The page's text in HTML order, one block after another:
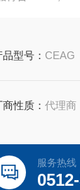
品型号： CEAG
商性质：代理商
服务热线